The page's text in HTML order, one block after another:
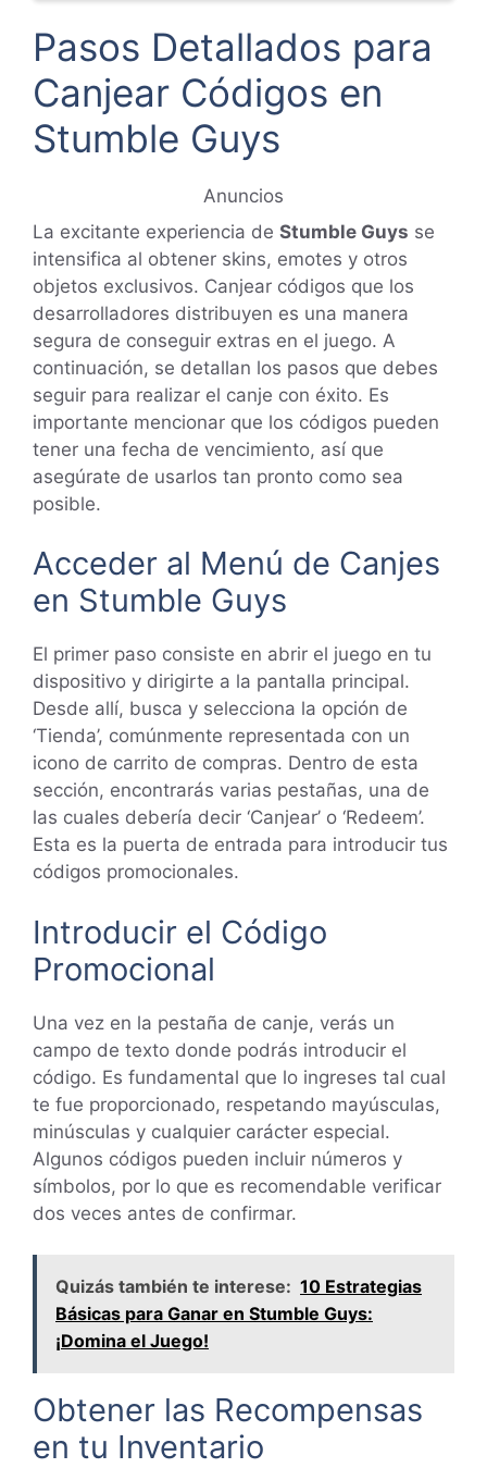
Pasos Detallados para
Canjear Códigos en
Stumble Guys
Anuncios
La excitante experiencia de Stumble Guys se
intensifica al obtener skins, emotes y otros
objetos exclusivos. Canjear códigos que los
desarrolladores distribuyen es una manera
segura de conseguir extras en el juego. A
continuación, se detallan los pasos que debes
seguir para realizar el canje con éxito. Es
importante mencionar que los códigos pueden
tener una fecha de vencimiento, así que
asegúrate de usarlos tan pronto como sea
posible.
Acceder al Menú de Canjes
en Stumble Guys
El primer paso consiste en abrir el juego en tu
dispositivo y dirigirte a la pantalla principal.
Desde allí, busca y selecciona la opción de
‘Tienda’, comúnmente representada con un
icono de carrito de compras. Dentro de esta
sección, encontrarás varias pestañas, una de
las cuales debería decir ‘Canjear’ o ‘Redeem’.
Esta es la puerta de entrada para introducir tus
códigos promocionales.
Introducir el Código
Promocional
Una vez en la pestaña de canje, verás un
campo de texto donde podrás introducir el
código. Es fundamental que lo ingreses tal cual
te fue proporcionado, respetando mayúsculas,
minúsculas y cualquier carácter especial.
Algunos códigos pueden incluir números y
símbolos, por lo que es recomendable verificar
dos veces antes de confirmar.
Quizás también te interese: 10 Estrategias
Básicas para Ganar en Stumble Guys:
¡Domina el Juego!
Obtener las Recompensas
en tu Inventario